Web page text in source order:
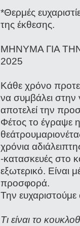
*Θερμές
της έκθεσης.
ΜΗΝΥΜΑ ΓΙΑ
2025
Κάθε χρόνο
να συμβάλει στην
αποτελεί την
Φέτος το έγραψε
χρόνια
-κατασκευές στο
εξωτερικό. Είναι
προσφορά.
Την
Τι είναι το